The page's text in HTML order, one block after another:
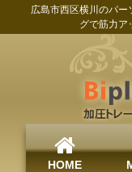
広島市西区横川のパ
グで筋力ア
HOME